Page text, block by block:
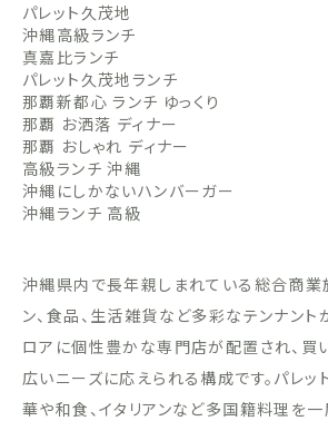
パレット久茂地
沖縄高級ランチ
真嘉比ランチ
パレット久茂地ランチ
那覇新都心 ランチ ゆっくり
那覇 お洒落 ディナー
那覇 おしゃれ ディナー
高級ランチ 沖縄
沖縄にしかないハンバーガー
沖縄ランチ 高級
沖縄県内で長年親しまれている総合商業
ン、食品、生活雑貨など多彩なテンナント
ロアに個性豊かな専門店が配置され、買
広いニーズに応えられる構成です。パレッ
華や和食、イタリアンなど多国籍料理を